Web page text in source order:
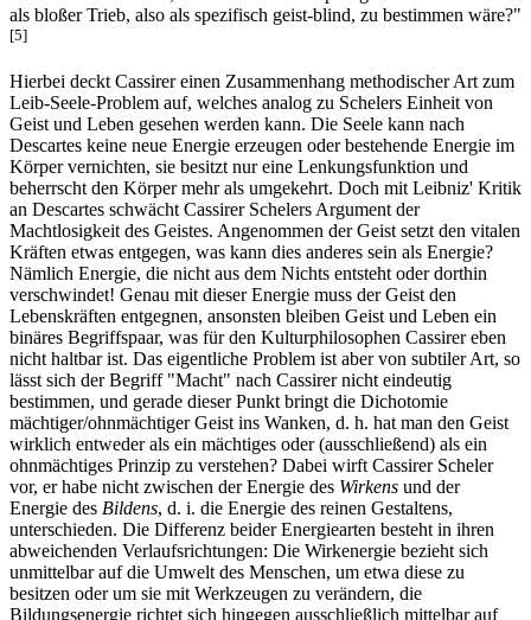
als bloßer Trieb, also als spezifisch geist-blind, zu bestimmen wäre?"
[5]
Hierbei deckt Cassirer einen Zusammenhang methodischer Art zum
Leib-Seele-Problem auf, welches analog zu Schelers Einheit von
Geist und Leben gesehen werden kann. Die Seele kann nach
Descartes keine neue Energie erzeugen oder bestehende Energie im
Körper vernichten, sie besitzt nur eine Lenkungsfunktion und
beherrscht den Körper mehr als umgekehrt. Doch mit Leibniz' Kritik
an Descartes schwächt Cassirer Schelers Argument der
Machtlosigkeit des Geistes. Angenommen der Geist setzt den vitalen
Kräften etwas entgegen, was kann dies anderes sein als Energie?
Nämlich Energie, die nicht aus dem Nichts entsteht oder dorthin
verschwindet! Genau mit dieser Energie muss der Geist den
Lebenskräften entgegnen, ansonsten bleiben Geist und Leben ein
binäres Begriffspaar, was für den Kulturphilosophen Cassirer eben
nicht haltbar ist. Das eigentliche Problem ist aber von subtiler Art, so
lässt sich der Begriff "Macht" nach Cassirer nicht eindeutig
bestimmen, und gerade dieser Punkt bringt die Dichotomie
mächtiger/ohnmächtiger Geist ins Wanken, d. h. hat man den Geist
wirklich entweder als ein mächtiges oder (ausschließend) als ein
ohnmächtiges Prinzip zu verstehen? Dabei wirft Cassirer Scheler
vor, er habe nicht zwischen der Energie des Wirkens und der
Energie des Bildens, d. i. die Energie des reinen Gestaltens,
unterschieden. Die Differenz beider Energiearten besteht in ihren
abweichenden Verlaufsrichtungen: Die Wirkenergie bezieht sich
unmittelbar auf die Umwelt des Menschen, um etwa diese zu
besitzen oder um sie mit Werkzeugen zu verändern, die
Bildungsenergie richtet sich hingegen ausschließlich mittelbar auf